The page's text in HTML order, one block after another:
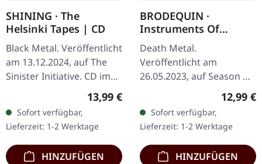
SHINING · The
Helsinki Tapes | CD
Black Metal. Veröffentlicht
am 13.12.2024, auf The
Sinister Initiative. CD im
Jewelcase. Limitiert auf
1000 Exemplare. Niklas
Kvarforth hat bei…
Regulärer Preis:
13,99 €
Sofort verfügbar,
Lieferzeit: 1-2 Werktage
HINZUFÜGEN
BRODEQUIN ·
Instruments Of
Torture | DIGIPAK CD
Death Metal.
Veröffentlicht am
26.05.2023, auf Season Of
Activists. CD im Digipak.
Brodequin kehren mit
ihrem vernichtenden
Opus…
12,99 €
Sofort verfügbar,
Lieferzeit: 1-2 Werktage
HINZUFÜGEN